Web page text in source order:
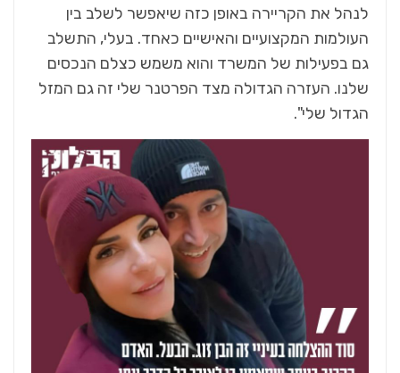
לנהל את הקריירה באופן כזה שיאפשר לשלב בין
העולמות המקצועיים והאישיים כאחד. בעלי, התשלב
גם בפעילות של המשרד והוא משמש כצלם הנכסים
שלנו. העזרה הגדולה מצד הפרטנר שלי זה גם המזל
הגדול שלי".